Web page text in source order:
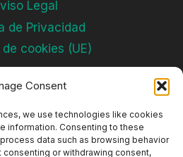
Consent
we use technologies like cookies
information. Consenting to these
data such as browsing behavior
consenting or withdrawing consent,
Legal
de Privacidad
cookies (UE)